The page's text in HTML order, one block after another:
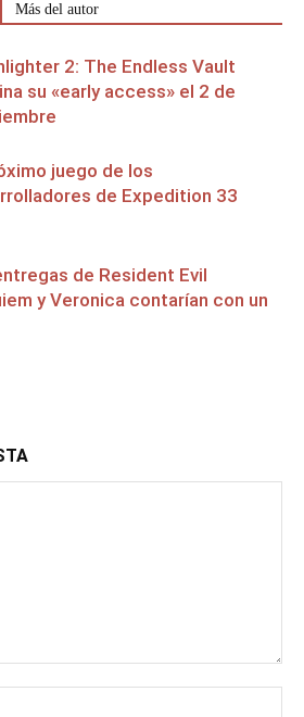
Más del autor
2: The Endless Vault
su «early access» el 2 de
juego de los
de Expedition 33
de Resident Evil
y Veronica contarían con un